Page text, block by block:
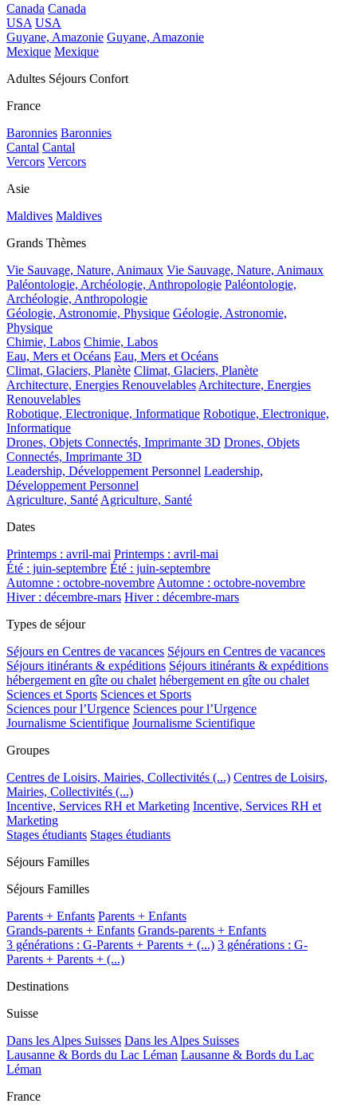
Canada Canada
USA USA
Guyane, Amazonie Guyane, Amazonie
Mexique Mexique
Adultes Séjours Confort
France
Baronnies Baronnies
Cantal Cantal
Vercors Vercors
Asie
Maldives Maldives
Grands Thèmes
Vie Sauvage, Nature, Animaux Vie Sauvage, Nature, Animaux
Paléontologie, Archéologie, Anthropologie Paléontologie,
Archéologie, Anthropologie
Géologie, Astronomie, Physique Géologie, Astronomie,
Physique
Chimie, Labos Chimie, Labos
Eau, Mers et Océans Eau, Mers et Océans
Climat, Glaciers, Planète Climat, Glaciers, Planète
Architecture, Energies Renouvelables Architecture, Energies
Renouvelables
Robotique, Electronique, Informatique Robotique, Electronique,
Informatique
Drones, Objets Connectés, Imprimante 3D Drones, Objets
Connectés, Imprimante 3D
Leadership, Développement Personnel Leadership,
Développement Personnel
Agriculture, Santé Agriculture, Santé
Dates
Printemps : avril-mai Printemps : avril-mai
Été : juin-septembre Été : juin-septembre
Automne : octobre-novembre Automne : octobre-novembre
Hiver : décembre-mars Hiver : décembre-mars
Types de séjour
Séjours en Centres de vacances Séjours en Centres de vacances
Séjours itinérants & expéditions Séjours itinérants & expéditions
hébergement en gîte ou chalet hébergement en gîte ou chalet
Sciences et Sports Sciences et Sports
Sciences pour l’Urgence Sciences pour l’Urgence
Journalisme Scientifique Journalisme Scientifique
Groupes
Centres de Loisirs, Mairies, Collectivités (...) Centres de Loisirs,
Mairies, Collectivités (...)
Incentive, Services RH et Marketing Incentive, Services RH et
Marketing
Stages étudiants Stages étudiants
Séjours Familles
Séjours Familles
Parents + Enfants Parents + Enfants
Grands-parents + Enfants Grands-parents + Enfants
3 générations : G-Parents + Parents + (...) 3 générations : G-
Parents + Parents + (...)
Destinations
Suisse
Dans les Alpes Suisses Dans les Alpes Suisses
Lausanne & Bords du Lac Léman Lausanne & Bords du Lac
Léman
France